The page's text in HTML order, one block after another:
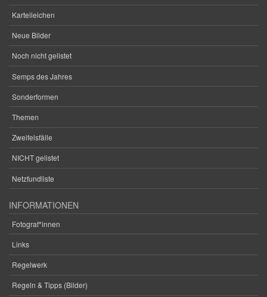
Karteileichen
Neue Bilder
Noch nicht gelistet
Semps des Jahres
Sonderformen
Themen
Zweifelsfälle
NICHT gelistet
Netzfundliste
INFORMATIONEN
Fotograf*innen
Links
Regelwerk
Regeln & Tipps (Bilder)